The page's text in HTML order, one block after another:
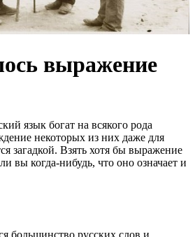
выражение
язык богат на всякого рода
некоторых из них даже для
загадкой. Взять хотя бы выражение
вы когда-нибудь, что оно означает и
большинство русских слов и